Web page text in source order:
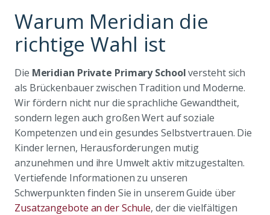
Warum Meridian die
richtige Wahl ist
Die Meridian Private Primary Schoolversteht sich
als Brückenbauer zwischen Tradition und Moderne.
Wir fördern nicht nur die sprachliche Gewandtheit,
sondern legen auch großen Wert auf soziale
Kompetenzen und ein gesundes Selbstvertrauen. Die
Kinder lernen, Herausforderungen mutig
anzunehmen und ihre Umwelt aktiv mitzugestalten.
Vertiefende Informationen zu unseren
Schwerpunkten finden Sie in unserem Guide über
Zusatzangebote an der Schule, der die vielfältigen